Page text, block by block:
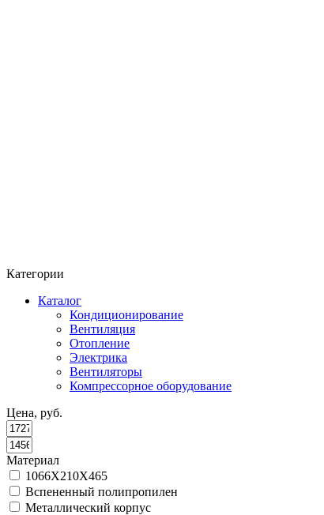
Категории
Каталог
Кондиционирование
Вентиляция
Отопление
Электрика
Вентиляторы
Компрессорное оборудование
Цена, руб.
Материал
1066X210X465
Вспененный полипропилен
Металлический корпус